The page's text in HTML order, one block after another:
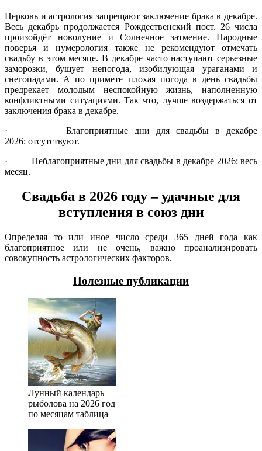
Церковь и астрология запрещают заключение брака в декабре.
Весь декабрь продолжается Рождественский пост. 26 числа
произойдёт новолуние и Солнечное затмение. Народные
поверья и нумерология также не рекомендуют отмечать
свадьбу в этом месяце. В декабре часто наступают серьезные
заморозки, бушует непогода, изобилующая ураганами и
снегопадами. А по примете плохая погода в день свадьбы
предрекает молодым неспокойную жизнь, наполненную
конфликтными ситуациями. Так что, лучше воздержаться от
заключения брака в декабре.
· Благоприятные дни для свадьбы в декабре
2026: отсутствуют.
· Неблагоприятные дни для свадьбы в декабре 2026: весь
месяц.
Свадьба в 2026 году – удачные для
вступления в союз дни
Определяя то или иное число среди 365 дней года как
благоприятное или не очень, важно проанализировать
совокупность астрологических факторов.
Полезные публикации
Лунный календарь
рыболова на 2026 год
по месяцам таблица